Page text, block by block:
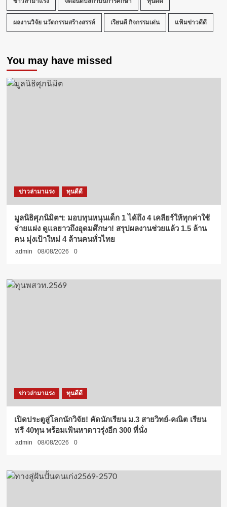
ผลงานวิจัย นวัตกรรมสร้างสรรค์ เรียนดี กิจกรรมเด่น แฟ้มข่าวดีดี
You may have missed
ข่าวล่ามาแรง ทุนดีดี
มูลนิธิศุภนิมิตฯ: มอบทุนหนุนเด็ก 1 ได้ถึง 4 เคลียร์ให้ทุกค่าใช้
จ่ายแฝง ดูแลยาวถึงอุดมศึกษา! สรุปผลงานช่วยแล้ว 1.5 ล้าน
คน มุ่งเป้าใหม่ 4 ล้านคนทั่วไทย
admin 08/08/2026 0
ข่าวล่ามาแรง ทุนดีดี
เปิดประตูสู่โลกนักวิจัย! คัดนักเรียน ม.3 สายวิทย์-คณิต เรียน
ฟรี 40ทุน พร้อมเฟ้นหาดาวรุ่งอีก 300 ที่นั่ง
admin 08/08/2026 0